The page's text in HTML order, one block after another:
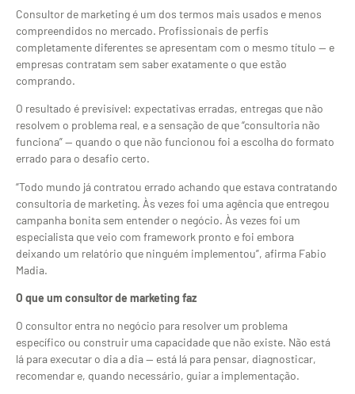
Consultor de marketing é um dos termos mais usados e menos
compreendidos no mercado. Profissionais de perfis
completamente diferentes se apresentam com o mesmo título — e
empresas contratam sem saber exatamente o que estão
comprando.
O resultado é previsível: expectativas erradas, entregas que não
resolvem o problema real, e a sensação de que “consultoria não
funciona” — quando o que não funcionou foi a escolha do formato
errado para o desafio certo.
“Todo mundo já contratou errado achando que estava contratando
consultoria de marketing. Às vezes foi uma agência que entregou
campanha bonita sem entender o negócio. Às vezes foi um
especialista que veio com framework pronto e foi embora
deixando um relatório que ninguém implementou”, afirma Fabio
Madia.
O que um consultor de marketing faz
O consultor entra no negócio para resolver um problema
específico ou construir uma capacidade que não existe. Não está
lá para executar o dia a dia — está lá para pensar, diagnosticar,
recomendar e, quando necessário, guiar a implementação.